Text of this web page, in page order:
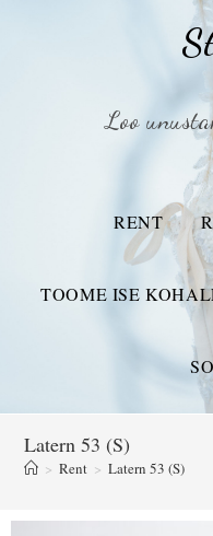
Loo
RENT
TOOME ISE
Latern 53 (S)
> Rent > Latern 53 (S)